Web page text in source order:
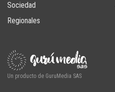
Sociedad
Regionales
Un producto de GuruMedia SAS